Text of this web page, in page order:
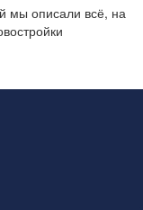
мы описали всё, на